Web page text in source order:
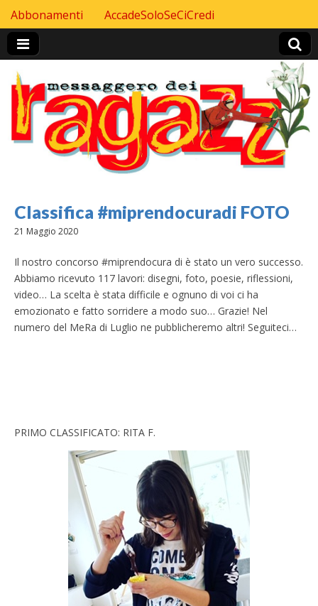
Header Top menu
Skip to content
Abbonamenti AccadeSoloSeCiCredi
Classifica #miprendocuradi FOTO
21 Maggio 2020
Il nostro concorso #miprendocura di è stato un vero successo.
Abbiamo ricevuto 117 lavori: disegni, foto, poesie, riflessioni,
video… La scelta è stata difficile e ognuno di voi ci ha
emozionato e fatto sorridere a modo suo… Grazie! Nel
numero del MeRa di Luglio ne pubblicheremo altri! Seguiteci…
PRIMO CLASSIFICATO: RITA F.